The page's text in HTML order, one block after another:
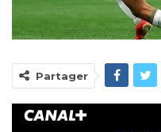
Partager